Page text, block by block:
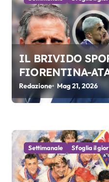
l
i
IL BRIVIDO
FIORENTINA-
05-2026
Redazione Mag 21, 2026
Settimanale Sfoglia il